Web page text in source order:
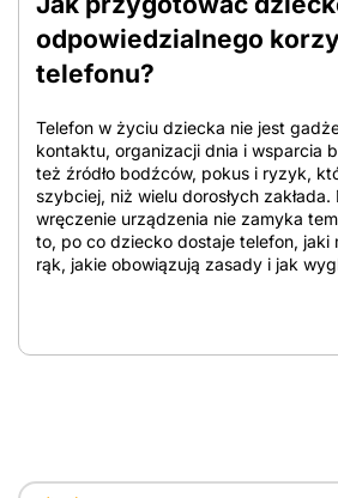
odpowiedzialnego
telefonu?
Telefon w życiu dziecka nie jest
kontaktu, organizacji dnia i wsparcia
też źródło bodźców, pokus i ryzyk,
szybciej, niż wielu dorosłych
wręczenie urządzenia nie zamyka
to, po co dziecko dostaje telefon, jaki
rąk, jakie obowiązują zasady i jak
uporządkowane wskazówki, które
reguły i zadbać o bezpieczeństwo